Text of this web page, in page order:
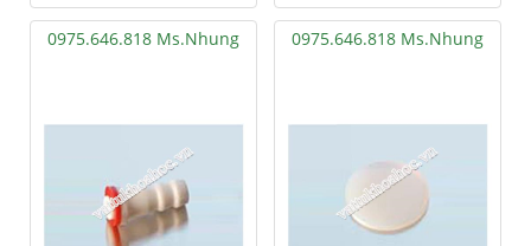
0975.646.818 Ms.Nhung 0975.646.818 Ms.Nhung